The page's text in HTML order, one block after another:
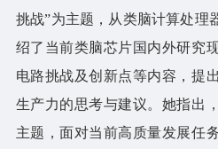
挑战”为主题，从类脑计算处理
绍了当前类脑芯片国内外研究
电路挑战及创新点等内容，提
生产力的思考与建议。她指出
主题，面对当前高质量发展任